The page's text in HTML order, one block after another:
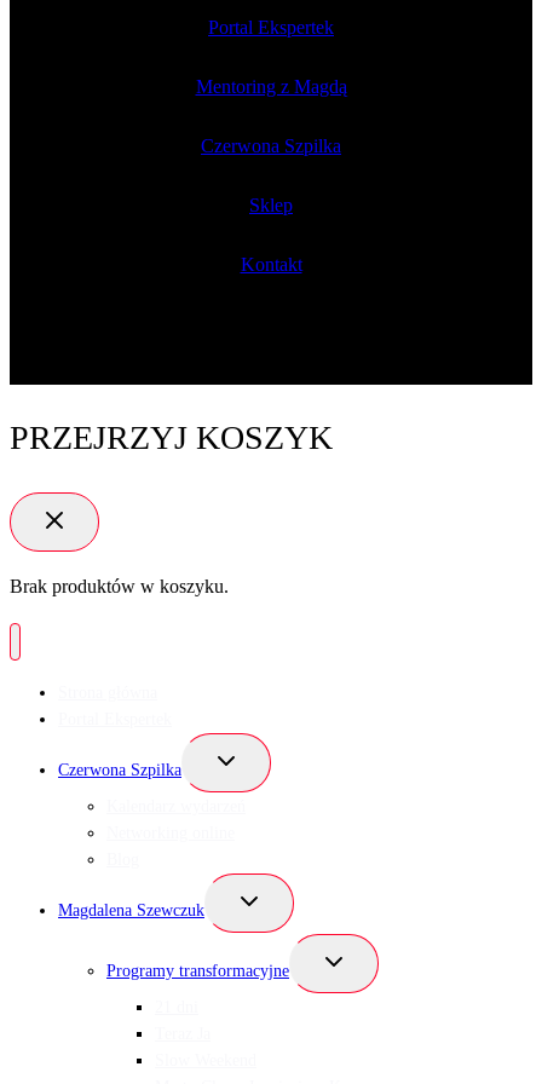
Portal Ekspertek
Mentoring z Magdą
Czerwona Szpilka
Sklep
Kontakt
PRZEJRZYJ KOSZYK
Brak produktów w koszyku.
Czerwona Szpilka
Przełącz
podrzędne
Magdalena Szewczuk
Przełącz
podrzędne
Programy transformacyjne
Przełącz
podrzędne